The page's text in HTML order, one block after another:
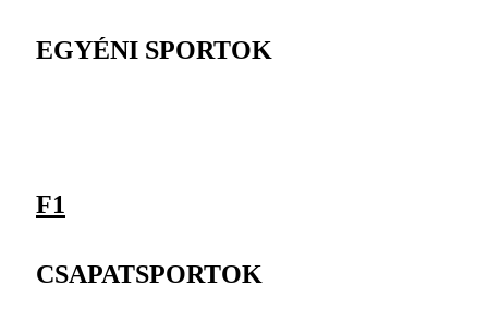
EGYÉNI SPORTOK
F1
CSAPATSPORTOK